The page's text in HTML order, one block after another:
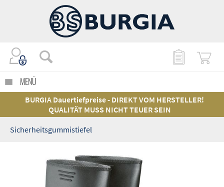
MENÜ
BURGIA Dauertiefpreise - DIREKT VOM HERSTELLER!
QUALITÄT MUSS NICHT TEUER SEIN
Sicherheitsgummistiefel